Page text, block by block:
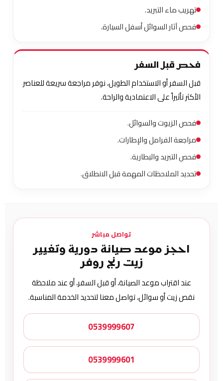
تهريب ماء التبريد.
فحص آثار السوائل أسفل السيارة.
فحص قبل السفر
قبل السفر أو الاستخدام الطويل، نوفر مراجعة سريعة للعناصر
الأكثر تأثيراً على الاعتمادية والراحة.
فحص الزيوت والسوائل.
مراجعة الفرامل والإطارات.
فحص التبريد والبطارية.
تحديد الملاحظات المهمة قبل الانطلاق.
تواصل مباشر
احجز موعد صيانة دورية وتغيير
زيت رنج روفر
عند اقتراب موعد الصيانة، أو قبل السفر، أو عند ملاحظة
نقص زيت أو سوائل، تواصل معنا لتحديد الخدمة المناسبة.
0539999607
0539999601